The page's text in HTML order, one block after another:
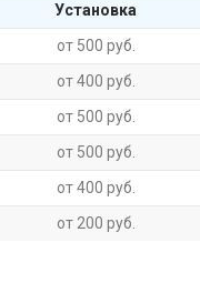
Установка
от 500 руб.
от 400 руб.
от 500 руб.
от 500 руб.
от 400 руб.
от 200 руб.